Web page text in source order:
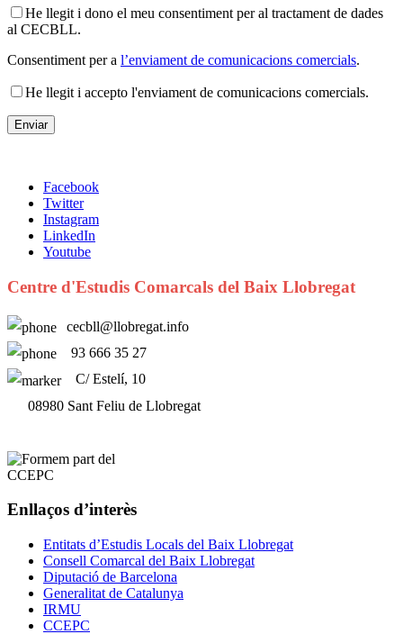
He llegit i dono el meu consentiment per al tractament de dades
al CECBLL.
Consentiment per a l’enviament de comunicacions comercials.
He llegit i accepto l'enviament de comunicacions comercials.
Facebook
Twitter
Instagram
LinkedIn
Youtube
Centre d'Estudis Comarcals del Baix Llobregat
cecbll@llobregat.info
93 666 35 27
C/ Estelí, 10
08980 Sant Feliu de Llobregat
Enllaços d’interès
Entitats d’Estudis Locals del Baix Llobregat
Consell Comarcal del Baix Llobregat
Diputació de Barcelona
Generalitat de Catalunya
IRMU
CCEPC